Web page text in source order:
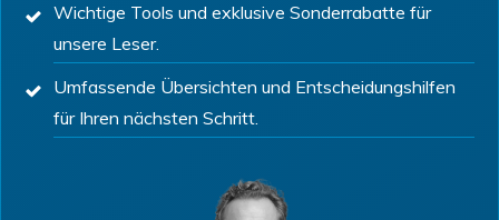
Wichtige Tools und exklusive Sonderrabatte für
unsere Leser.
Umfassende Übersichten und Entscheidungshilfen
für Ihren nächsten Schritt.